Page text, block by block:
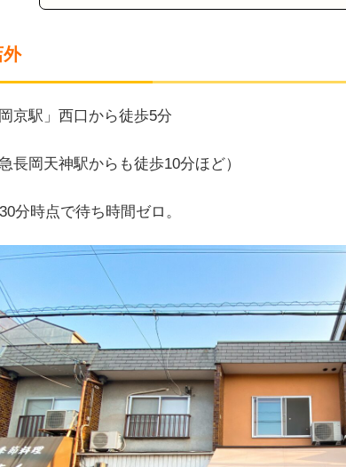
外
岡京駅」西口から徒歩5分
急長岡天神駅からも徒歩10分ほど）
分時点で待ち時間ゼロ。